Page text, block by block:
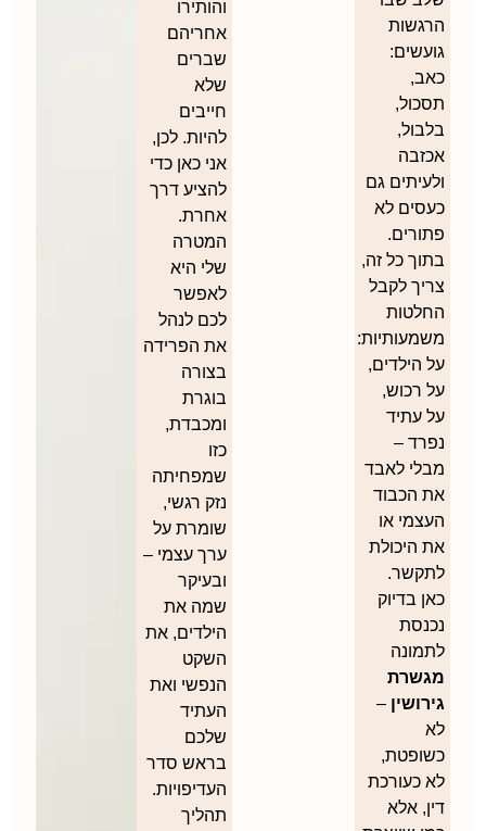
הרגשות
גועשים:
כאב,
תסכול,
בלבול,
אכזבה
ולעיתים גם
כעסים לא
פתורים.
בתוך כל זה,
צריך לקבל
החלטות
משמעותיות:
על הילדים,
על רכוש,
על עתיד
נפרד –
מבלי לאבד
את הכבוד
העצמי או
את היכולת
לתקשר.
כאן בדיוק
נכנסת
לתמונה
מגשרת
גירושין –
לא
כשופטת,
לא כעורכת
דין, אלא
והותירו
אחריהם
שברים
שלא
חייבים
להיות. לכן,
אני כאן כדי
להציע דרך
אחרת.
המטרה
שלי היא
לאפשר
לכם לנהל
את הפרידה
בצורה
בוגרת
ומכבדת,
כזו
שמפחיתה
נזק רגשי,
שומרת על
ערך עצמי –
ובעיקר
שמה את
הילדים, את
השקט
הנפשי ואת
העתיד
שלכם
בראש סדר
העדיפויות.
תהליך